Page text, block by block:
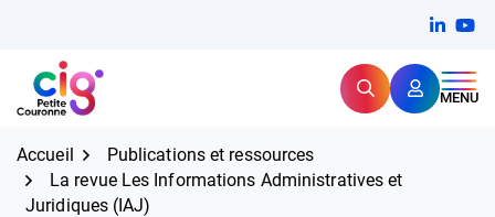
contenu
CIG Petite Couronne RechercherMENU
Expertise et proximité pour
Accueil
Publications et ressources
La revue Les Informations Administratives et
Juridiques (IAJ)